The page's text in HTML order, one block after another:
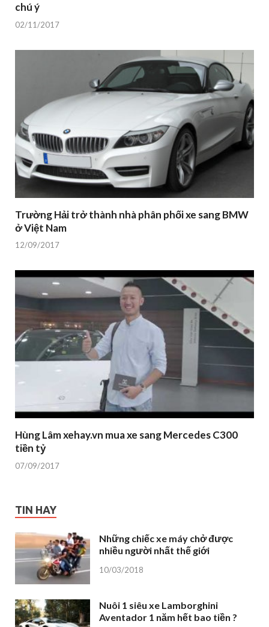
chú ý
02/11/2017
Trường Hải trở thành nhà phân phối xe sang BMW
ở Việt Nam
12/09/2017
Hùng Lâm xehay.vn mua xe sang Mercedes C300
tiền tỷ
07/09/2017
TIN HAY
Những chiếc xe máy chở được
nhiều người nhất thế giới
10/03/2018
Nuôi 1 siêu xe Lamborghini
Aventador 1 năm hết bao tiền ?